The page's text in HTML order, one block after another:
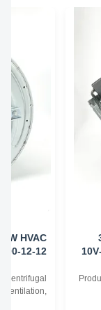
of centrifugal
Ventilation,